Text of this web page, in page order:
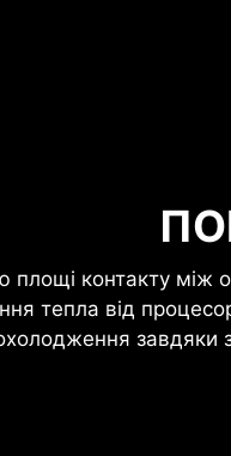
площі контакту між
тепла від
завдяки